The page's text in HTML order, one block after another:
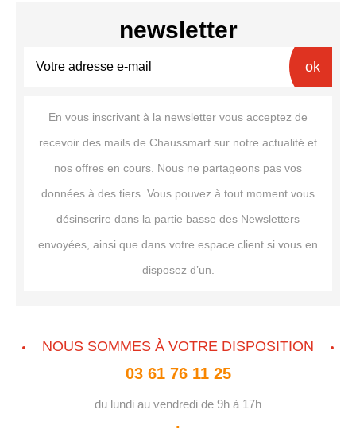
newsletter
ok
En vous inscrivant à la newsletter vous acceptez de
recevoir des mails de Chaussmart sur notre actualité et
nos offres en cours. Nous ne partageons pas vos
données à des tiers. Vous pouvez à tout moment vous
désinscrire dans la partie basse des Newsletters
envoyées, ainsi que dans votre espace client si vous en
disposez d’un.
NOUS SOMMES À VOTRE DISPOSITION
03 61 76 11 25
du lundi au vendredi de 9h à 17h
·